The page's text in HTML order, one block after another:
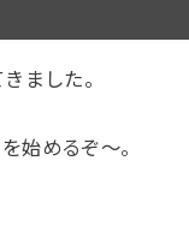
ました。
始めるぞ～。